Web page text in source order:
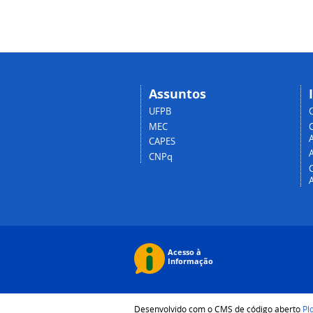
Assuntos
UFPB
MEC
CAPES
CNPq
Desenvolvido com o CMS de código aberto